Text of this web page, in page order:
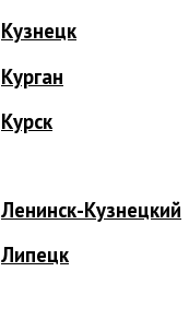
Кузнецк
Курган
Курск
Ленинск-Кузнецкий
Липецк